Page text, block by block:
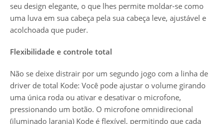
seu design elegante, o que lhes permite moldar-se como
uma luva em sua cabeça pela sua cabeça leve, ajustável e
acolchoada que puder.
Flexibilidade e controle total
Não se deixe distrair por um segundo jogo com a linha de
driver de total Kode: Você pode ajustar o volume girando
uma única roda ou ativar e desativar o microfone,
pressionando um botão. O microfone omnidirecional
(iluminado laranja) Kode é flexível, permitindo que cada